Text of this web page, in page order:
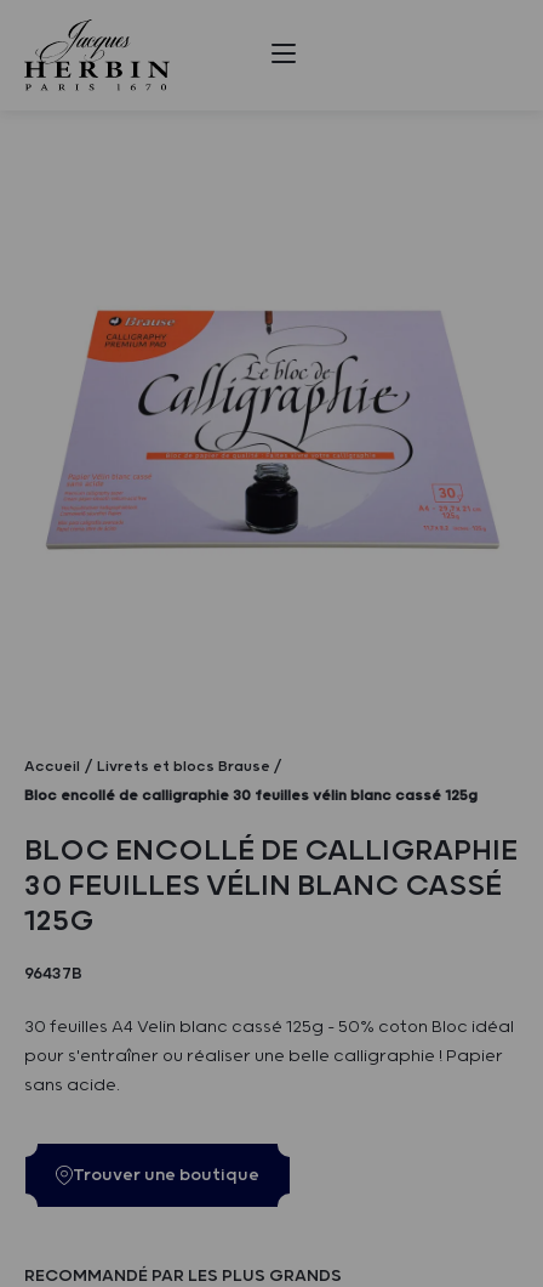
Accueil
Livrets et blocs Brause
Bloc encollé de calligraphie 30 feuilles vélin blanc cassé 125g
BLOC ENCOLLÉ DE CALLIGRAPHIE
30 FEUILLES VÉLIN BLANC CASSÉ
125G
96437B
30 feuilles A4 Velin blanc cassé 125g - 50% coton Bloc idéal
pour s'entraîner ou réaliser une belle calligraphie ! Papier
sans acide.
Trouver une boutique
RECOMMANDÉ PAR LES PLUS GRANDS